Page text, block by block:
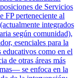
de Servicios
FP perteneciente al
integrados
según comunidad),
esenciales para la
educativos como en el
de otras áreas más
se enfoca en la